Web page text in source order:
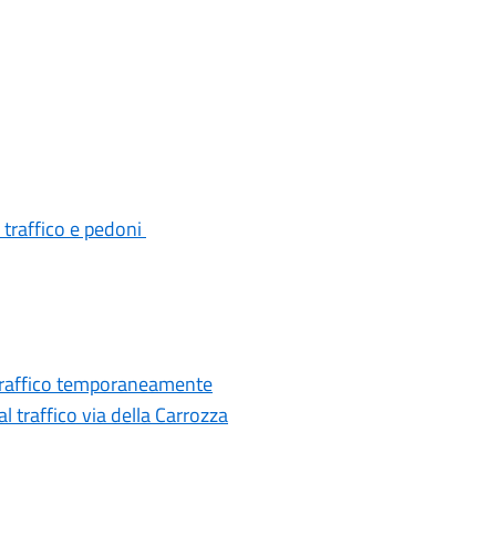
e pedoni
temporaneamente
traffico via della Carrozza